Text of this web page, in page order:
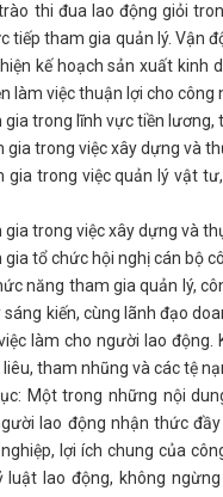
thi đua lao động giỏi
tiếp tham gia quản lý. Vận
kế hoạch sản xuất kinh
làm việc thuận lợi cho công
gia trong lĩnh vực tiền
gia trong việc xây dựng và
gia trong việc quản lý vật
trong việc xây dựng và
tổ chức hội nghị cán bộ
năng tham gia quản lý,
sáng kiến, cùng lãnh đạo
làm cho người lao
tham nhũng và các tệ
Một trong những nội
lao động nhận thức
lợi ích chung của
luật lao động, không